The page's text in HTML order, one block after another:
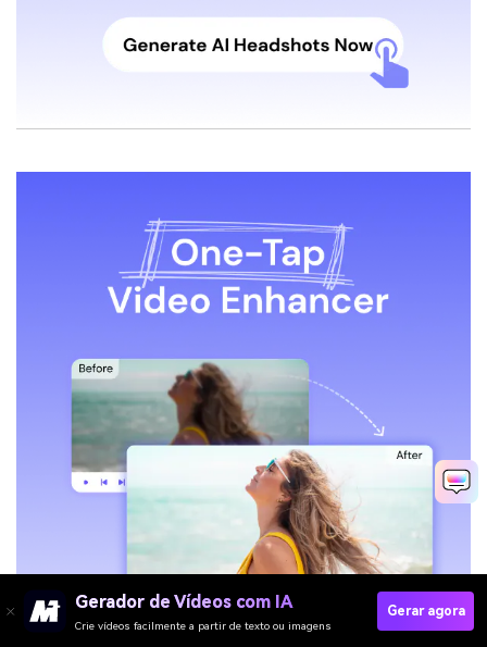
Gerador de Vídeos com IA
Crie vídeos facilmente a partir de texto ou imagens
Gerar agora